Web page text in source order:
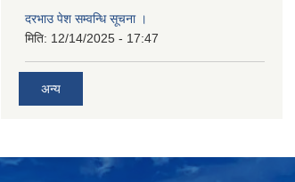
दरभाउ पेश सम्वन्धि सूचना ।
मिति: 12/14/2025 - 17:47
अन्य